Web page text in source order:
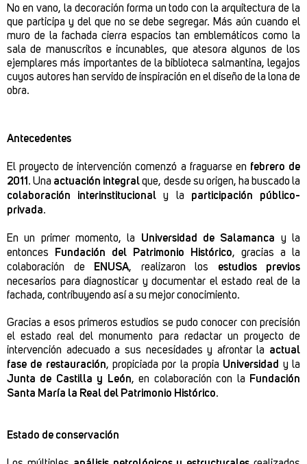
No en vano, la decoración forma un todo con la arquitectura de la
que participa y del que no se debe segregar. Más aún cuando el
muro de la fachada cierra espacios tan emblemáticos como la
sala de manuscritos e incunables, que atesora algunos de los
ejemplares más importantes de la biblioteca salmantina, legajos
cuyos autores han servido de inspiración en el diseño de la lona de
obra.
Antecedentes
El proyecto de intervención comenzó a fraguarse en febrero de
2011. Una actuación integralque, desde su origen, ha buscado la
colaboración interinstitucional y la participación público-
privada.
En un primer momento, la Universidad de Salamanca y la
entonces Fundación del Patrimonio Histórico, gracias a la
colaboración de ENUSA, realizaron los estudios previos
necesarios para diagnosticar y documentar el estado real de la
fachada, contribuyendo así a su mejor conocimiento.
Gracias a esos primeros estudios se pudo conocer con precisión
el estado real del monumento para redactar un proyecto de
intervención adecuado a sus necesidades y afrontar la actual
fase de restauración, propiciada por la propia Universidad y la
Junta de Castilla y León, en colaboración con la Fundación
Santa María la Real del Patrimonio Histórico.
Estado de conservación